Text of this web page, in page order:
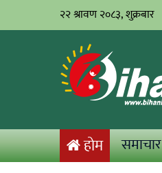
२२ श्रावण २०८३, शुक्रबार
होम समाचार